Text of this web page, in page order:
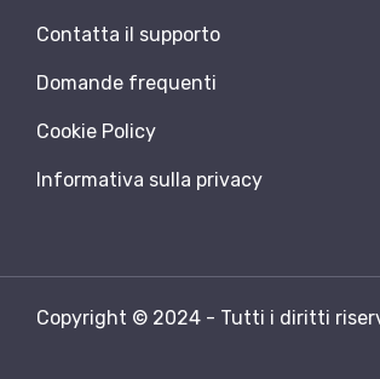
Contatta il supporto
Domande frequenti
Cookie Policy
Informativa sulla privacy
Copyright © 2024 - Tutti i diritti